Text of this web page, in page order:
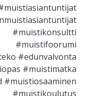
#muistikonsultti
#muistifoorumi
#edunvalvonta
#muistimatka
#muistiosaaminen
#muistikoulutus